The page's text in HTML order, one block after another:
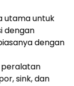
utama untuk
dengan
dengan
peralatan
sink, dan